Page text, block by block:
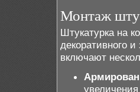
Монтаж
Штукатурка на
декоративного
включают